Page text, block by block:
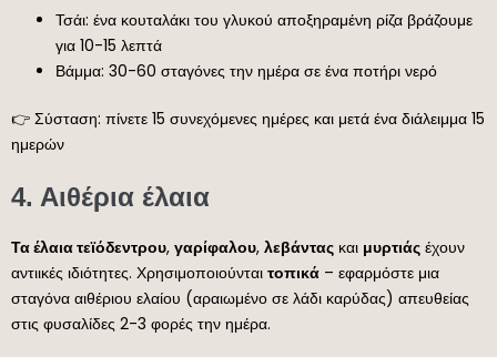
Τσάι: ένα κουταλάκι του γλυκού αποξηραμένη ρίζα βράζουμε
για 10-15 λεπτά
Βάμμα: 30-60 σταγόνες την ημέρα σε ένα ποτήρι νερό
👉 Σύσταση: πίνετε 15 συνεχόμενες ημέρες και μετά ένα διάλειμμα 15
ημερών
4. Αιθέρια έλαια
Τα έλαια τεϊόδεντρου, γαρίφαλου, λεβάντας και μυρτιάς έχουν
αντιικές ιδιότητες. Χρησιμοποιούνται τοπικά – εφαρμόστε μια
σταγόνα αιθέριου ελαίου (αραιωμένο σε λάδι καρύδας) απευθείας
στις φυσαλίδες 2-3 φορές την ημέρα.